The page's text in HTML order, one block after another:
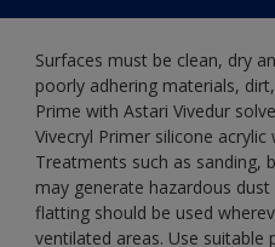
Surfaces must be clean, dry
poorly adhering materials,
Prime with Astari Vivedur
Vivecryl Primer silicone
Treatments such as sanding,
may generate hazardous
flatting should be used
ventilated areas. Use suitable